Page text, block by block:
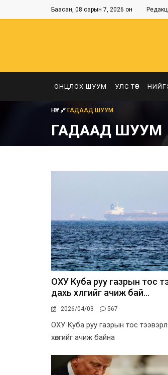
Баасан, 08 сарын 7, 2026 он
ОНЦЛОХ ШУУМ УЛС ТӨР
НҮҮР ГАДААД ШУУМ
ГАДААД ШУУМ
ОХУ Куба руу газрын тос
дахь хөлгийг ачиж бай...
2026/04/03 567
ОХУ Куба руу газрын тос
хөлгийг ачиж байна